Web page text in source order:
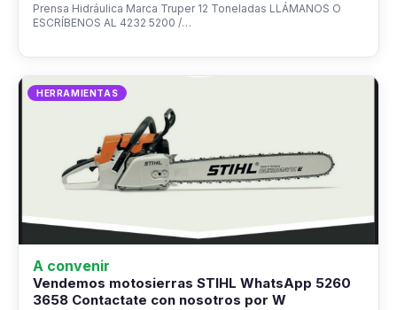
Prensa Hidráulica Marca Truper 12 Toneladas LLÁMANOS O
ESCRÍBENOS AL 4232 5200 /…
HERRAMIENTAS
A convenir
Vendemos motosierras STIHL WhatsApp 5260
3658 Contactate con nosotros por W